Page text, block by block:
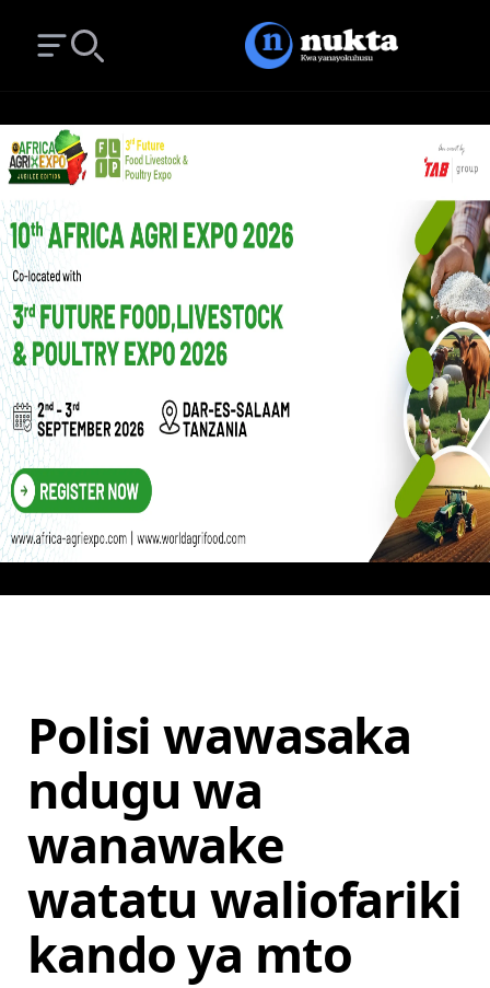
Open main menu
Polisi wawasaka
ndugu wa
wanawake
watatu waliofariki
kando ya mto